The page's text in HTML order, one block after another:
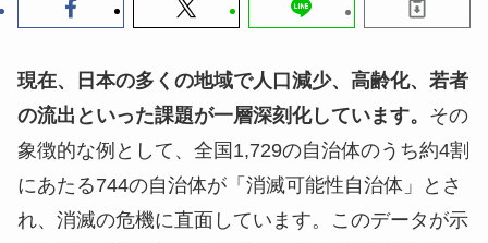
現在、日本の多くの地域で人口減少、高齢化、若者
の流出といった課題が一層深刻化しています。 その
象徴的な例として、全国1,729の自治体のうち約4割
にあたる744の自治体が「消滅可能性自治体」とさ
れ、消滅の危機に直面しています。このデータが示